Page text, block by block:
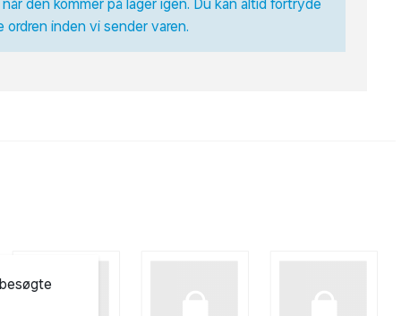
den kommer på lager igen. Du kan altid fortryde
ordren inden vi sender varen.